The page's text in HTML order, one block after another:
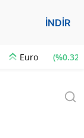
İNDİR
Euro (%0.32)